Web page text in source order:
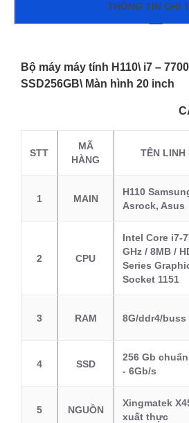
THÔNG TIN CHI
Bộ máy máy tính H110\ i7 –
SSD256GB\ Màn hình 20 inch
CẤU HÌNH
STT
MÃ
HÀNG
TÊN LINH
1 MAIN
H110
Asrock, Asus
2 CPU
Intel Core i7-
GHz / 8MB /
Series
Socket 1151
3 RAM 8G/ddr4/buss
4 SSD
256 Gb chuẩn
- 6Gb/s
5 NGUỒN
Xingmatek
xuất thực